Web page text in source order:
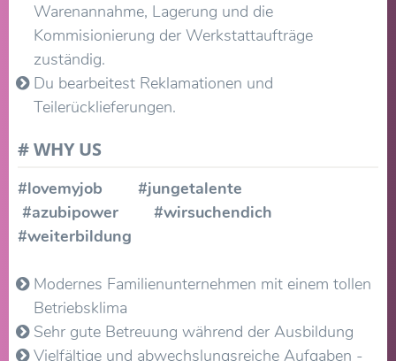
Warenannahme, Lagerung und die
Kommisionierung der Werkstattaufträge
zuständig.
Du bearbeitest Reklamationen und
Teilerücklieferungen.
# WHY US
#lovemyjob #jungetalente
#azubipower #wirsuchendich
#weiterbildung
Modernes Familienunternehmen mit einem tollen
Betriebsklima
Sehr gute Betreuung während der Ausbildung
Vielfältige und abwechslungsreiche Aufgaben -